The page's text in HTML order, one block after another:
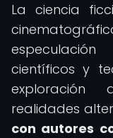
La ciencia
científicos y
realidades
con autores